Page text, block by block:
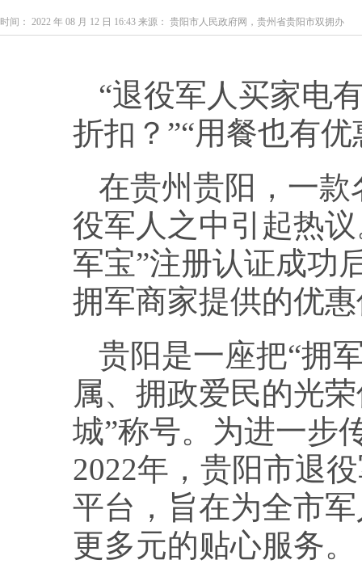
时间： 2022 年 08 月 12 日 16:43 来源： 贵阳市人民政府网，贵州省贵阳市双拥办
“退役军人买家电
折扣？”“用餐也有
在贵州贵阳，一款
役军人之中引起热
军宝”注册认证成功
拥军商家提供的优
贵阳是一座把“拥
属、拥政爱民的光
城”称号。为进一步
2022年，贵阳市退
平台，旨在为全市
更多元的贴心服务。